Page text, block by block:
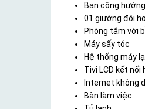
Ban công
01 giường đôi
Phòng tắm với
Máy sấy tóc
Hệ thống máy
Tivi LCD kết
Internet không
Bàn làm việc